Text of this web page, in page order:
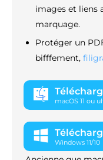
images et liens
marquage.
Protéger un
bifffement,
macOS 11 ou
Windows 11/10